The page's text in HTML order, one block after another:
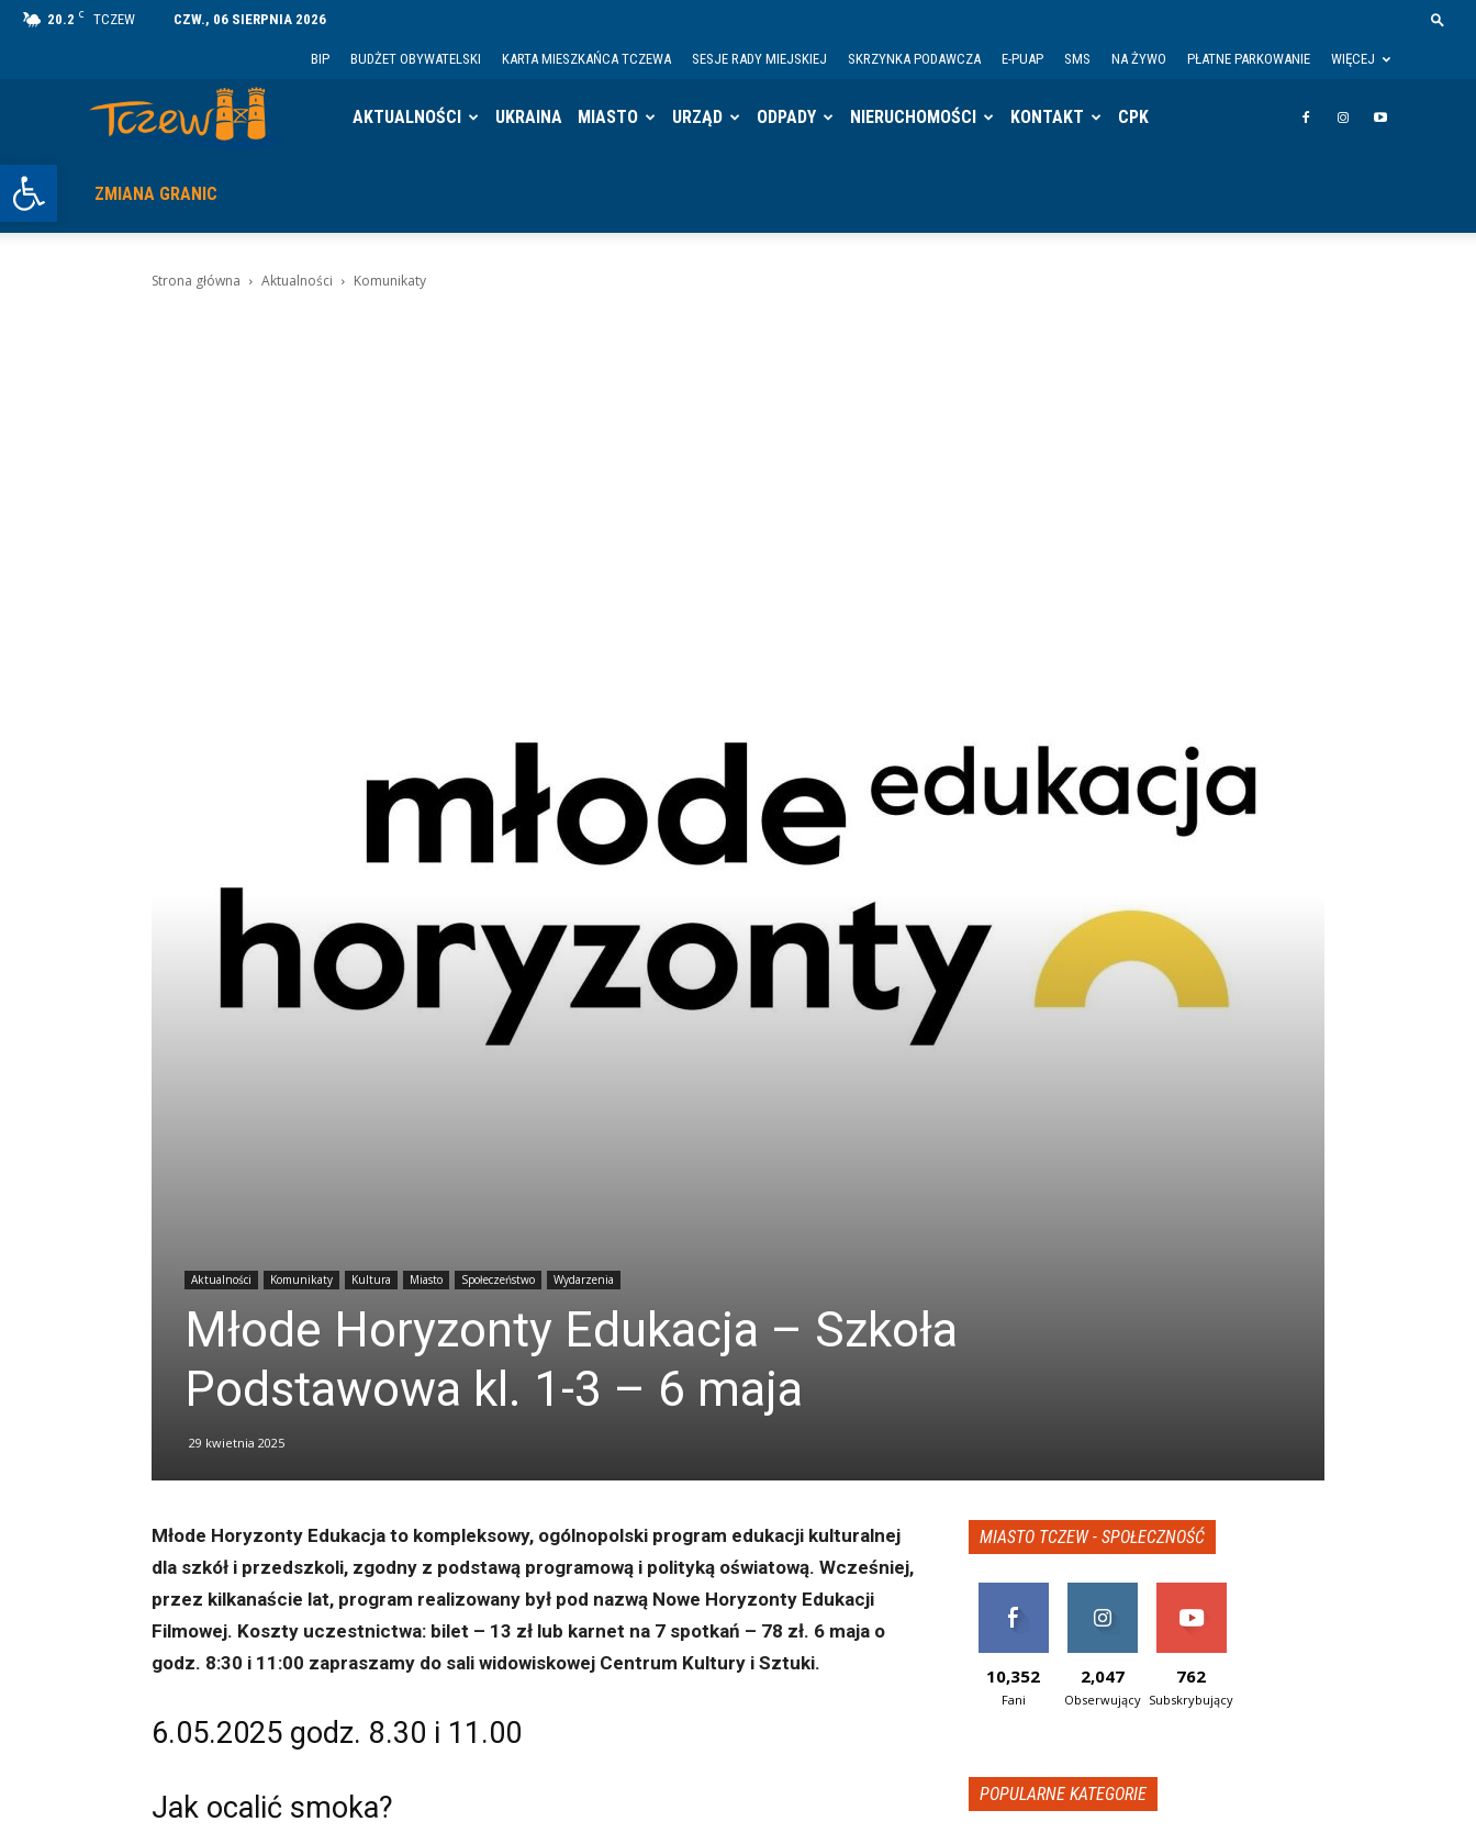
Otwórz pasek narzędzi
20.2 C TCZEW CZW., 06 SIERPNIA 2026
BIP BUDŻET OBYWATELSKI KARTA MIESZKAŃCA TCZEWA SESJE RADY MIEJSKIEJ SKRZYNKA PODAWCZA E-PUAP SMS NA ŻYWO PŁATNE PARKOWANIE WIĘCEJ
AKTUALNOŚCI UKRAINA MIASTO URZĄD ODPADY NIERUCHOMOŚCI KONTAKT CPK
ZMIANA GRANIC
Strona główna Aktualności Komunikaty
Aktualności Komunikaty Kultura Miasto Społeczeństwo Wydarzenia
Młode Horyzonty Edukacja – Szkoła
Podstawowa kl. 1-3 – 6 maja
29 kwietnia 2025
Młode Horyzonty Edukacja to kompleksowy, ogólnopolski program edukacji kulturalnej
dla szkół i przedszkoli, zgodny z podstawą programową i polityką oświatową. Wcześniej,
przez kilkanaście lat, program realizowany był pod nazwą Nowe Horyzonty Edukacji
Filmowej. Koszty uczestnictwa: bilet – 13 zł lub karnet na 7 spotkań – 78 zł. 6 maja o
godz. 8:30 i 11:00 zapraszamy do sali widowiskowej Centrum Kultury i Sztuki.
6.05.2025 godz. 8.30 i 11.00
Jak ocalić smoka?
MIASTO TCZEW - SPOŁECZNOŚĆ
10,352
Fani
2,047
Obserwujący
762
Subskrybujący
POPULARNE KATEGORIE